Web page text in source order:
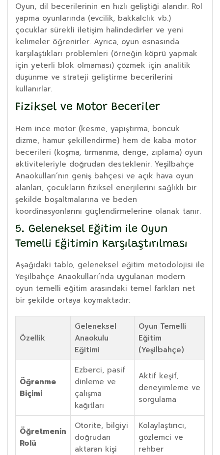
Oyun, dil becerilerinin en hızlı geliştiği alandır. Rol
yapma oyunlarında (evcilik, bakkalclık vb.)
çocuklar sürekli iletişim halindedirler ve yeni
kelimeler öğrenirler. Ayrıca, oyun esnasında
karşılaştıkları problemleri (örneğin köprü yapmak
için yeterli blok olmaması) çözmek için analitik
düşünme ve strateji geliştirme becerilerini
kullanırlar.
Fiziksel ve Motor Beceriler
Hem ince motor (kesme, yapıştırma, boncuk
dizme, hamur şekillendirme) hem de kaba motor
becerileri (koşma, tırmanma, denge, zıplama) oyun
aktiviteleriyle doğrudan desteklenir. Yeşilbahçe
Anaokulları’nın geniş bahçesi ve açık hava oyun
alanları, çocukların fiziksel enerjilerini sağlıklı bir
şekilde boşaltmalarına ve beden
koordinasyonlarını güçlendirmelerine olanak tanır.
5. Geleneksel Eğitim ile Oyun
Temelli Eğitimin Karşılaştırılması
Aşağıdaki tablo, geleneksel eğitim metodolojisi ile
Yeşilbahçe Anaokulları’nda uygulanan modern
oyun temelli eğitim arasındaki temel farkları net
bir şekilde ortaya koymaktadır:
Özellik
Geleneksel
Anaokulu
Eğitimi
Oyun Temelli
Eğitim
(Yeşilbahçe)
Öğrenme
Biçimi
Ezberci, pasif
dinleme ve
çalışma
kağıtları
Aktif keşif,
deneyimleme ve
sorgulama
Öğretmenin
Rolü
Otorite, bilgiyi
doğrudan
aktaran kişi
Kolaylaştırıcı,
gözlemci ve
rehber